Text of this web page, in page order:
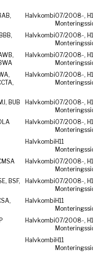
Halvkombi07/2008-,
Halvkombi07/2008-,
Halvkombi07/2008-,
Halvkombi07/2008-,
BUB Halvkombi07/2008-,
Halvkombi07/2008-,
Halvkombi H11
Halvkombi07/2008-,
BSF,
Halvkombi07/2008-,
Halvkombi H11
Halvkombi07/2008-,
Halvkombi H11